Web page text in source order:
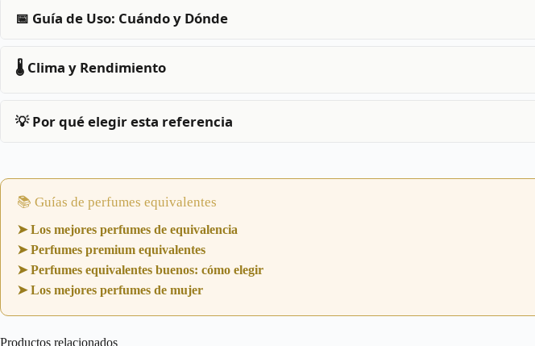
📅 Guía de Uso: Cuándo y Dónde
🌡️ Clima y Rendimiento
💡 Por qué elegir esta referencia
📚 Guías de perfumes equivalentes
➤ Los mejores perfumes de equivalencia
➤ Perfumes premium equivalentes
➤ Perfumes equivalentes buenos: cómo elegir
➤ Los mejores perfumes de mujer
Productos relacionados